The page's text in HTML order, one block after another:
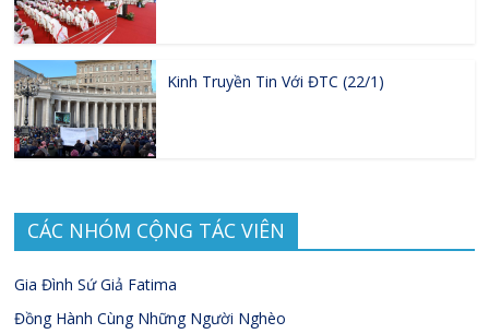
Kinh Truyền Tin Với ĐTC (22/1)
CÁC NHÓM CỘNG TÁC VIÊN
Gia Đình Sứ Giả Fatima
Đồng Hành Cùng Những Người Nghèo